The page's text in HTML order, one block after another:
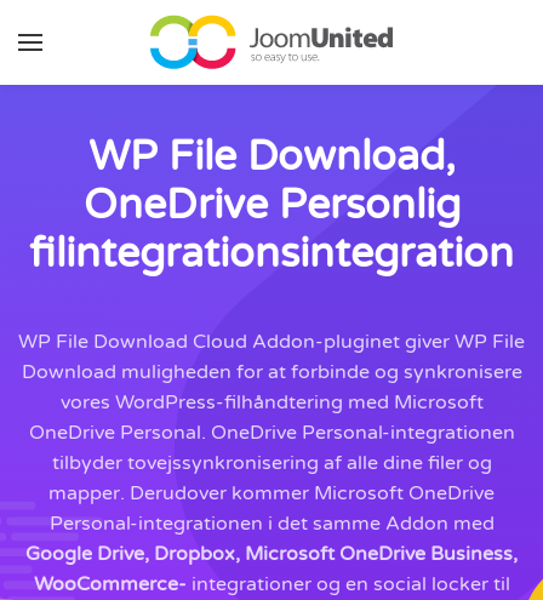
Gå til hovedindhold
WP File Download,
OneDrive Personlig
filintegrationsintegration
WP File Download Cloud Addon-pluginet giver WP File
Download muligheden for at forbinde og synkronisere
vores WordPress-filhåndtering med Microsoft
OneDrive Personal. OneDrive Personal-integrationen
tilbyder tovejssynkronisering af alle dine filer og
mapper. Derudover kommer Microsoft OneDrive
Personal-integrationen i det samme Addon med
Google Drive, Dropbox, Microsoft OneDrive Business,
WooCommerce- integrationer og en social locker til